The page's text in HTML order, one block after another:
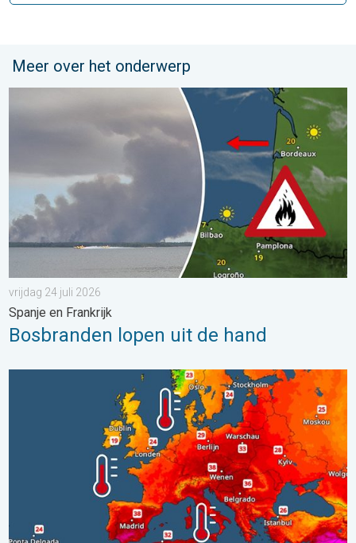
Meer over het onderwerp
Bosbranden lopen uit de hand. Spanje en Frankrijk. . . vrijdag
vrijdag 24 juli 2026
Spanje en Frankrijk
Bosbranden lopen uit de hand
Europese zeeën zijn ongewoon warm. Tot 30 graden. . .